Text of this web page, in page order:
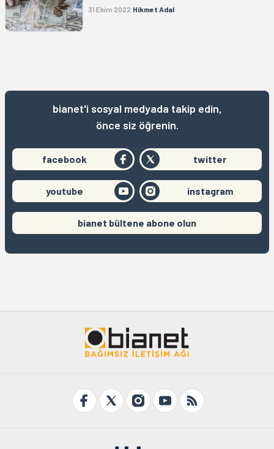
31 Ekim 2022 Hikmet Adal
bianet'i sosyal medyada takip edin,
önce siz öğrenin.
facebook twitter
youtube instagram
bianet bültene abone olun